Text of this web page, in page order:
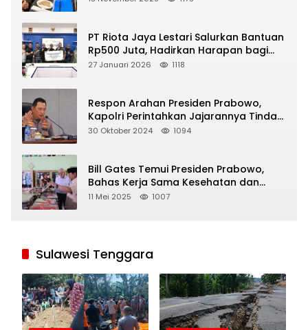
PT Riota Jaya Lestari Salurkan Bantuan
Rp500 Juta, Hadirkan Harapan bagi
Korban Bencana di Sumatera
27 Januari 2026 1118
Respon Arahan Presiden Prabowo,
Kapolri Perintahkan Jajarannya Tindak
Tegas Pelaku Judi Online
30 Oktober 2024 1094
Bill Gates Temui Presiden Prabowo,
Bahas Kerja Sama Kesehatan dan
Program Makan Bergizi Gratis
11 Mei 2025 1007
Sulawesi Tenggara